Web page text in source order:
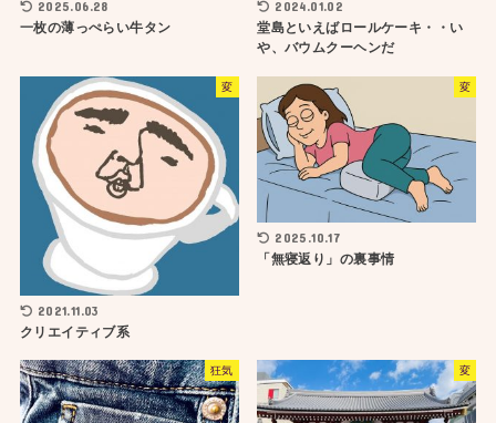
2025.06.28
一枚の薄っぺらい牛タン
2024.01.02
堂島といえばロールケーキ・・い
や、バウムクーヘンだ
変
2021.11.03
クリエイティブ系
変
2025.10.17
「無寝返り」の裏事情
狂気 変